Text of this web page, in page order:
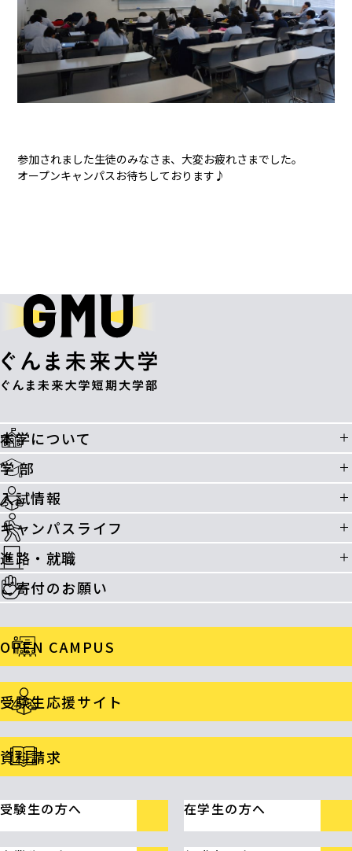
参加されました生徒のみなさま、大変お疲れさまでした。
オープンキャンパスお待ちしております♪
本学について
学 部
入試情報
キャンパスライフ
進路・就職
ご寄付のお願い
OPEN CAMPUS
受験生応援サイト
資料請求
受験生の方へ 在学生の方へ